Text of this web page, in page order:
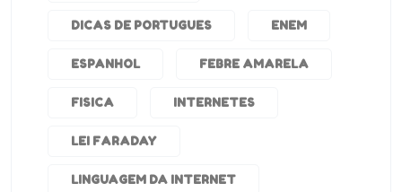
DICAS DE PORTUGUES ENEM
ESPANHOL FEBRE AMARELA
FISICA INTERNETES
LEI FARADAY
LINGUAGEM DA INTERNET